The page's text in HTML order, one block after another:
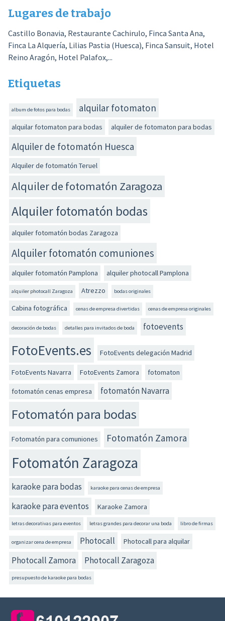
Lugares de trabajo
Castillo Bonavia, Restaurante Cachirulo, Finca Santa Ana,
Finca La Alquería, Lilias Pastia (Huesca), Finca Sansuit, Hotel
Reino Aragón, Hotel Palafox,...
Etiquetas
album de fotos para bodas alquilar fotomaton
alquilar fotomaton para bodas alquiler de fotomaton para bodas
Alquiler de fotomatón Huesca
Alquiler de fotomatón Teruel
Alquiler de fotomatón Zaragoza
Alquiler fotomatón bodas
alquiler fotomatón bodas Zaragoza
Alquiler fotomatón comuniones
alquiler fotomatón Pamplona alquiler photocall Pamplona
alquiler photocall Zaragoza Atrezzo bodas originales
Cabina fotográfica cenas de empresa divertidas cenas de empresa originales
decoración de bodas detalles para invitados de boda fotoevents
FotoEvents.es FotoEvents delegación Madrid
FotoEvents Navarra FotoEvents Zamora fotomaton
fotomatón cenas empresa fotomatón Navarra
Fotomatón para bodas
Fotomatón para comuniones Fotomatón Zamora
Fotomatón Zaragoza
karaoke para bodas karaoke para cenas de empresa
karaoke para eventos Karaoke Zamora
letras decorativas para eventos letras grandes para decorar una boda libro de firmas
organizar cena de empresa Photocall Photocall para alquilar
Photocall Zamora Photocall Zaragoza
presupuesto de karaoke para bodas